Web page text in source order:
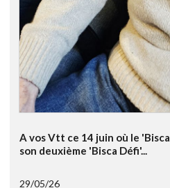
A vos Vtt ce 14 juin où le
son deuxième 'Bisca Défi'...
29/05/26